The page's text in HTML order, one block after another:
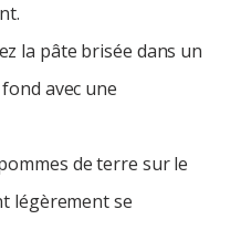
la pâte brisée dans un
avec une
de terre sur le
légèrement se